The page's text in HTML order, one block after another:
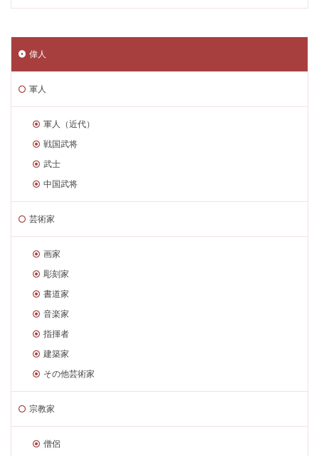
偉人
軍人
軍人（近代）
戦国武将
武士
中国武将
芸術家
画家
彫刻家
書道家
音楽家
指揮者
建築家
その他芸術家
宗教家
僧侶